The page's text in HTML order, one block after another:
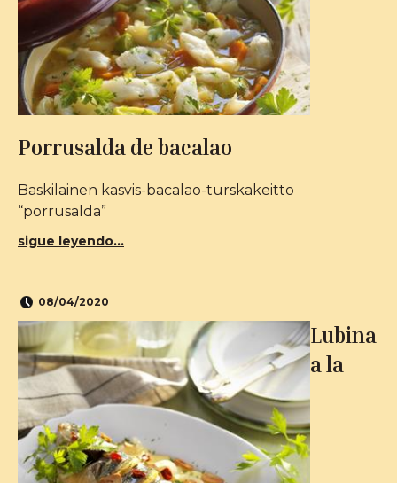
Porrusalda de bacalao
Baskilainen kasvis-bacalao-turskakeitto
“porrusalda”
sigue leyendo...
08/04/2020
Lubina
a la